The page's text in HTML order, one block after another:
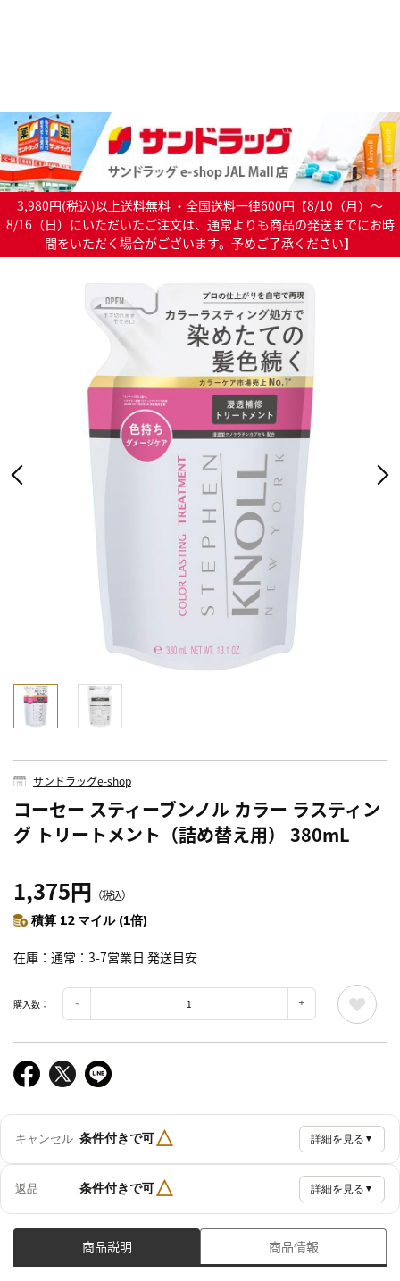
3,980円(税込)以上送料無料 ・全国送料一律600円【8/10（月）～
8/16（日）にいただいたご注文は、通常よりも商品の発送までにお時
間をいただく場合がございます。予めご了承ください】
サンドラッグe-shop
コーセー スティーブンノル カラー ラスティン
グ トリートメント（詰め替え用） 380mL
1,375円 （税込）
積算 12 マイル (1倍)
在庫 通常：3-7営業日 発送目安
購入数：
キャンセル 条件付きで可△ 詳細を見る ▼
返品 条件付きで可△ 詳細を見る ▼
商品説明 商品情報